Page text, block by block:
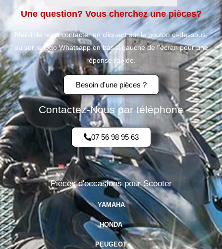
Une question? Vous cherchez une pièces?
Merci de nous contacter en cliquant sur le bouton ci-dessous,
ou sur le logo Whatsapp en bas à gauche de l’écran pour une
réponse rapide.
Besoin d'une pièces ?
Contactez-Nous par téléphone
07 56 98 95 63
Pièces d'occasions pour Scooter
YAMAHA
HONDA
PEUGEOT